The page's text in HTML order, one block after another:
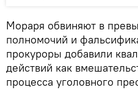
Мораря обвиняют в
полномочий и
прокуроры добавили
действий как
процесса уголовного